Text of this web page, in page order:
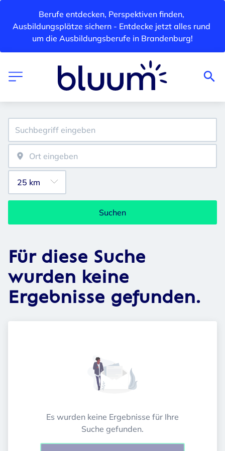
Berufe entdecken, Perspektiven finden,
Ausbildungsplätze sichern - Entdecke jetzt alles rund
um die Ausbildungsberufe in Brandenburg!
Suchen
Für diese Suche
wurden keine
Ergebnisse gefunden.
Es wurden keine Ergebnisse für Ihre
Suche gefunden.